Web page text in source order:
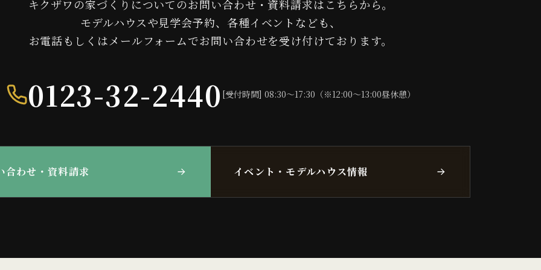
キクザワの家づくりについてのお問い合わせ・資料請求はこちらから。
モデルハウスや見学会予約、各種イベントなども、
お電話もしくはメールフォームでお問い合わせを受け付けております。
0123-32-2440 [受付時間] 08:30〜17:30（※12:00〜13:00昼休憩）
合わせ・資料請求 イベント・モデルハウス情報